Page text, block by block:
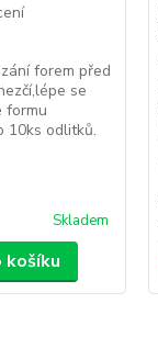
forem před
se
formu
10ks odlitků.
Skladem
košíku